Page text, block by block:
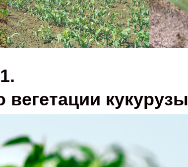
1.
кукурузы